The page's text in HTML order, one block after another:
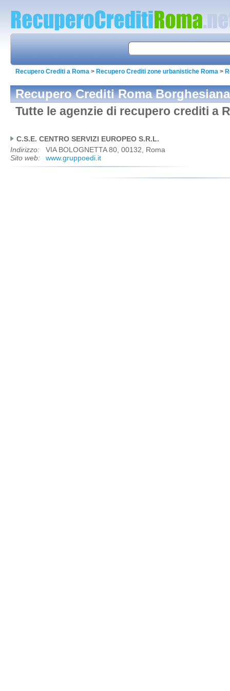
Recupero Crediti a Roma > Recupero Crediti zone urbanistiche Roma >
Recupero Crediti Roma Borghesiana
Tutte le agenzie di recupero crediti a
C.S.E. CENTRO SERVIZI EUROPEO S.R.L.
Indirizzo:
VIA BOLOGNETTA 80, 00132, Roma
Sito web:
www.gruppoedi.it